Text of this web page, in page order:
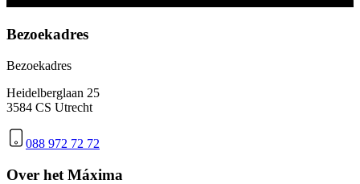
Bezoekadres
Bezoekadres
Heidelberglaan 25
3584 CS Utrecht
088 972 72 72
Over het Máxima